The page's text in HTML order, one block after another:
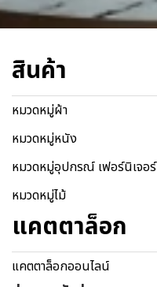
สินค้า
หมวดหมู่ผ้า
หมวดหมู่หนัง
หมวดหมู่อุปกรณ์ เฟอร์นิเจอร์
หมวดหมู่ไม้
แคตตาล็อก
แคตตาล็อกออนไลน์